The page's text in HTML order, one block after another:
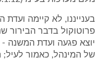
בענייננו, לא קיימה
יוצא פגעה ועדת המשנה -
של המינהל, כאמור לעיל;